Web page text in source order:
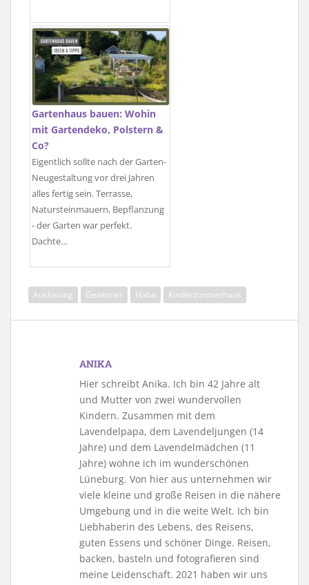
Gartenhaus bauen: Wohin
mit Gartendeko, Polstern &
Co?
Eigentlich sollte nach der Garten-
Neugestaltung vor drei Jahren
alles fertig sein. Terrasse,
Natursteinmauern, Bepflanzung
- der Garten war perfekt.
Dachte…
Auslosung Gewinner Haba Kinderzimmerhaus
ANIKA
Hier schreibt Anika. Ich bin 42 Jahre alt
und Mutter von zwei wundervollen
Kindern. Zusammen mit dem
Lavendelpapa, dem Lavendeljungen (14
Jahre) und dem Lavendelmädchen (11
Jahre) wohne ich im wunderschönen
Lüneburg. Von hier aus unternehmen wir
viele kleine und große Reisen in die nähere
Umgebung und in die weite Welt. Ich bin
Liebhaberin des Lebens, des Reisens,
guten Essens und schöner Dinge. Reisen,
backen, basteln und fotografieren sind
meine Leidenschaft. 2021 haben wir uns